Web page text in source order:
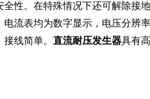
全性。在特殊情况下还可解除接
电流表均为数字显示，电压分辨
线简单。 直流耐压发生器具有